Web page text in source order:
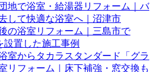
地で浴室・給湯器リフォーム｜バ
して快適な浴室へ｜沼津市
の浴室リフォーム｜三島市で
置した施工事例
室からタカラスタンダード「グラ
リフォーム｜床下補強・窓交換も